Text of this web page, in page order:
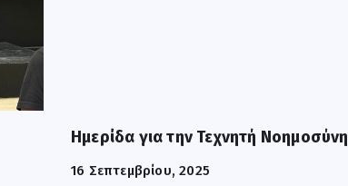
Ημερίδα για την Τεχνητή Νοημοσύνη
16 Σεπτεμβρίου, 2025